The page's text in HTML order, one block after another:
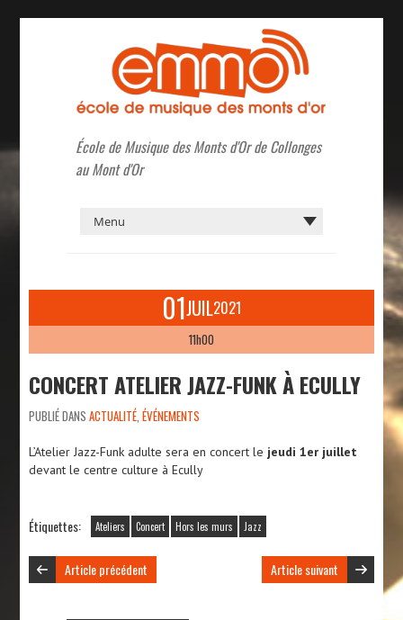
École de Musique des Monts d'Or de Collonges
au Mont d'Or
01JUIL2021
11h00
CONCERT ATELIER JAZZ-FUNK À ECULLY
PUBLIÉ DANSACTUALITÉ ,ÉVÉNEMENTS
L’Atelier Jazz-Funk adulte sera en concert le jeudi 1er juillet
devant le centre culture à Ecully
Étiquettes: Ateliers Concert Hors les murs Jazz
Article précédent Article suivant